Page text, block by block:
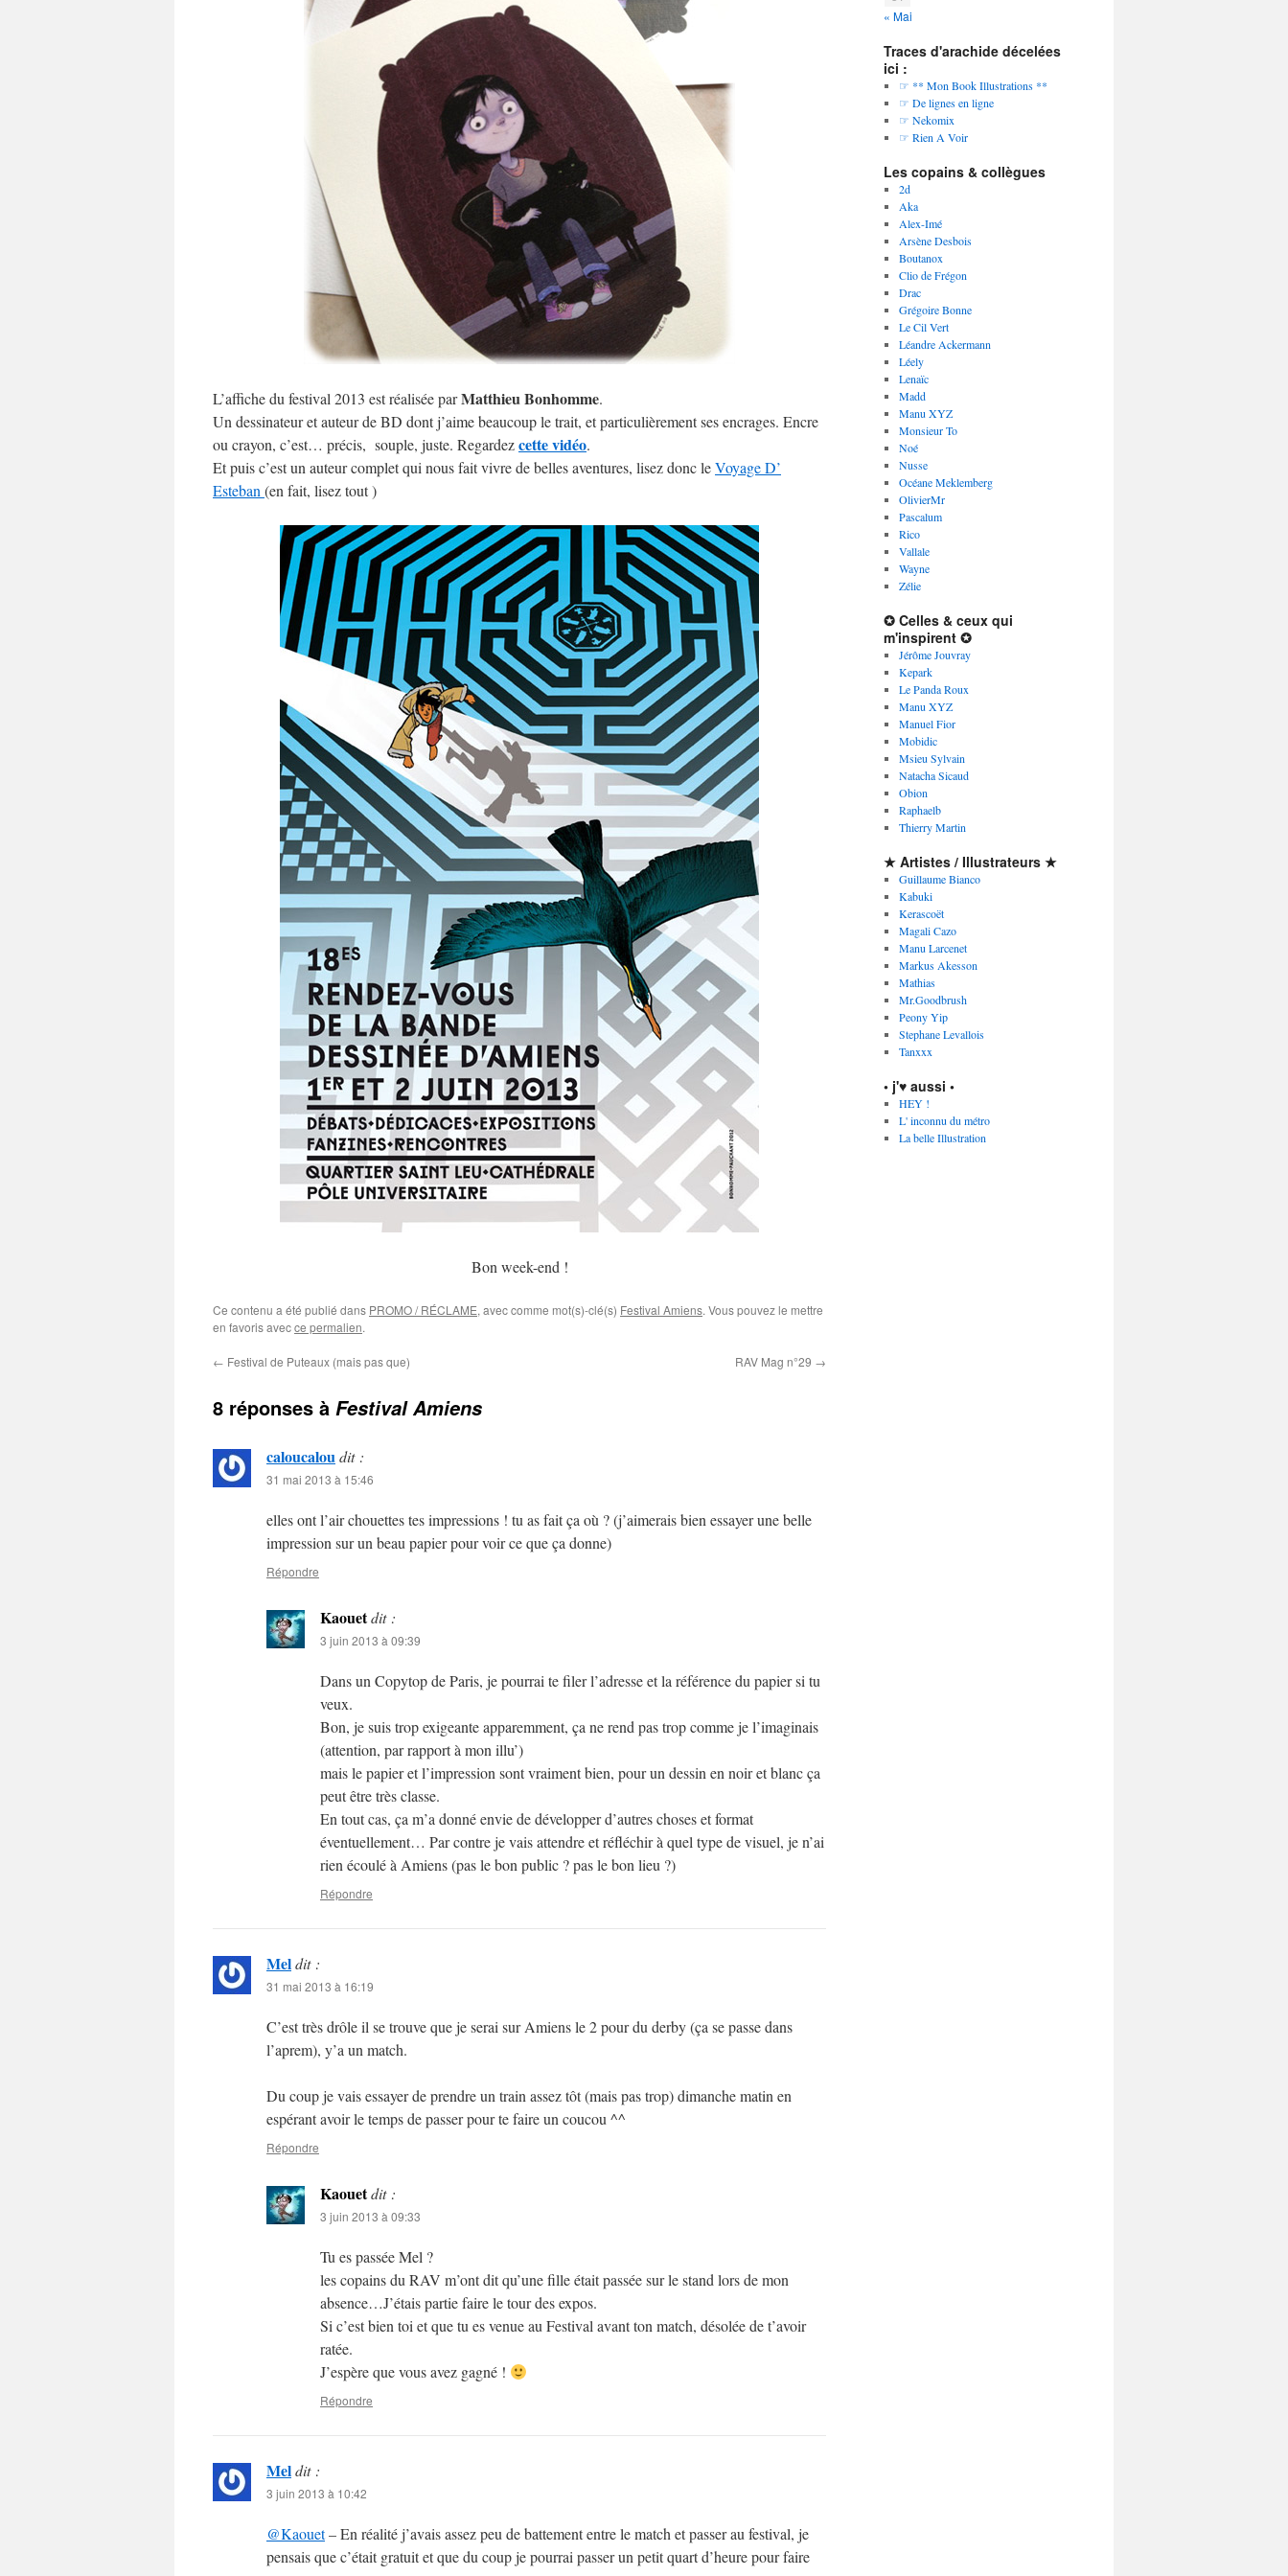
L’affiche du festival 2013 est réalisée parMatthieu Bonhomme.
Un dessinateur et auteur de BD dont j’aime beaucoup le trait, et particulièrement ses encrages. Encre
ou crayon, c’est… précis, souple, juste. Regardezcette vidéo.
Et puis c’est un auteur complet qui nous fait vivre de belles aventures, lisez donc leVoyage D’
Esteban (en fait, lisez tout )
Bon week-end !
Ce contenu a été publié dans PROMO / RÉCLAME, avec comme mot(s)-clé(s) Festival Amiens. Vous pouvez le mettre
en favoris avecce permalien.
← Festival de Puteaux (mais pas que) RAV Mag n°29 →
8 réponses à Festival Amiens
caloucaloudit :
31 mai 2013 à 15:46
elles ont l’air chouettes tes impressions ! tu as fait ça où ? (j’aimerais bien essayer une belle
impression sur un beau papier pour voir ce que ça donne)
Répondre
Kaouetdit :
3 juin 2013 à 09:39
Dans un Copytop de Paris, je pourrai te filer l’adresse et la référence du papier si tu
veux.
Bon, je suis trop exigeante apparemment, ça ne rend pas trop comme je l’imaginais
(attention, par rapport à mon illu’)
mais le papier et l’impression sont vraiment bien, pour un dessin en noir et blanc ça
peut être très classe.
En tout cas, ça m’a donné envie de développer d’autres choses et format
éventuellement… Par contre je vais attendre et réfléchir à quel type de visuel, je n’ai
rien écoulé à Amiens (pas le bon public ? pas le bon lieu ?)
Répondre
Meldit :
31 mai 2013 à 16:19
C’est très drôle il se trouve que je serai sur Amiens le 2 pour du derby (ça se passe dans
l’aprem), y’a un match.
Du coup je vais essayer de prendre un train assez tôt (mais pas trop) dimanche matin en
espérant avoir le temps de passer pour te faire un coucou ^^
Répondre
Kaouetdit :
3 juin 2013 à 09:33
Tu es passée Mel ?
les copains du RAV m’ont dit qu’une fille était passée sur le stand lors de mon
absence…J’étais partie faire le tour des expos.
Si c’est bien toi et que tu es venue au Festival avant ton match, désolée de t’avoir
ratée.
J’espère que vous avez gagné !
Répondre
Meldit :
3 juin 2013 à 10:42
@Kaouet– En réalité j’avais assez peu de battement entre le match et passer au festival, je
pensais que c’était gratuit et que du coup je pourrai passer un petit quart d’heure pour faire
« Mai
Traces d'arachide décelées
ici :
☞ ** Mon Book Illustrations **
☞ De lignes en ligne
☞ Nekomix
☞ Rien A Voir
Les copains & collègues
2d
Aka
Alex-Imé
Arsène Desbois
Boutanox
Clio de Frégon
Drac
Grégoire Bonne
Le Cil Vert
Léandre Ackermann
Léely
Lenaïc
Madd
Manu XYZ
Monsieur To
Noé
Nusse
Océane Meklemberg
OlivierMr
Pascalum
Rico
Vallale
Wayne
Zélie
✪ Celles & ceux qui
m'inspirent ✪
Jérôme Jouvray
Kepark
Le Panda Roux
Manu XYZ
Manuel Fior
Mobidic
Msieu Sylvain
Natacha Sicaud
Obion
Raphaelb
Thierry Martin
★ Artistes / Illustrateurs ★
Guillaume Bianco
Kabuki
Kerascoët
Magali Cazo
Manu Larcenet
Markus Akesson
Mathias
Mr.Goodbrush
Peony Yip
Stephane Levallois
Tanxxx
• j'♥ aussi •
HEY !
L' inconnu du métro
La belle Illustration